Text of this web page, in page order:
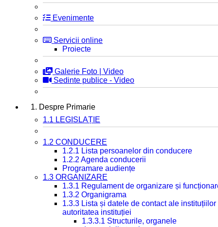
Evenimente
Servicii online
Proiecte
Galerie Foto | Video
Sedinte publice - Video
1. Despre Primarie
1.1 LEGISLAȚIE
1.2 CONDUCERE
1.2.1 Lista persoanelor din conducere
1.2.2 Agenda conducerii
Programare audiențe
1.3 ORGANIZARE
1.3.1 Regulament de organizare și
1.3.2 Organigrama
1.3.3 Lista și datele de contact ale
autoritatea instituției
1.3.3.1 Structurile, organele